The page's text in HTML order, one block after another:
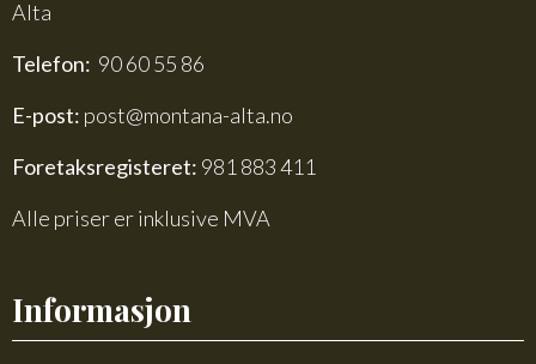
Alta
Telefon: 90 60 55 86
E-post: post@montana-alta.no
Foretaksregisteret: 981 883 411
Alle priser er inklusive MVA
Informasjon